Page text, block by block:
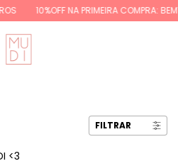
NA PRIMEIRA COMPRA: BEMVINDA10
FILTRAR
<3